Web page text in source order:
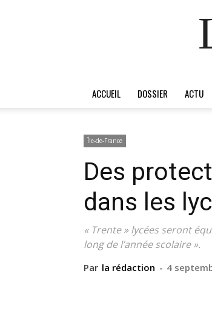
ACCUEIL DOSSIER ACTU
Île-de-France
Des
dans les
« Trente » lycées seront
long de l’année scolaire ».
Par la rédaction - 4